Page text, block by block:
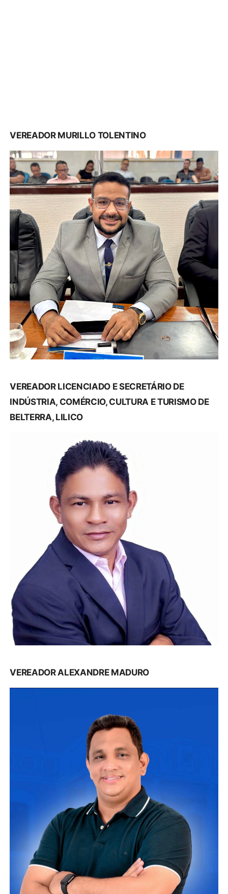
VEREADOR MURILLO TOLENTINO
VEREADOR LICENCIADO E SECRETÁRIO DE
INDÚSTRIA, COMÉRCIO, CULTURA E TURISMO DE
BELTERRA, LILICO
VEREADOR ALEXANDRE MADURO